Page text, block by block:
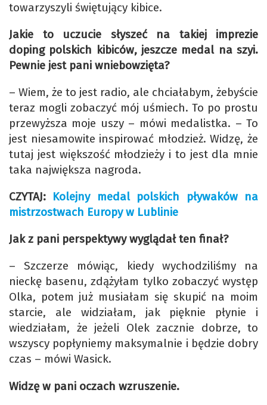
towarzyszyli świętujący kibice.
Jakie to uczucie słyszeć na takiej imprezie
doping polskich kibiców, jeszcze medal na szyi.
Pewnie jest pani wniebowzięta?
– Wiem, że to jest radio, ale chciałabym, żebyście
teraz mogli zobaczyć mój uśmiech. To po prostu
przewyższa moje uszy – mówi medalistka. – To
jest niesamowite inspirować młodzież. Widzę, że
tutaj jest większość młodzieży i to jest dla mnie
taka największa nagroda.
CZYTAJ: Kolejny medal polskich pływaków na
mistrzostwach Europy w Lublinie
Jak z pani perspektywy wyglądał ten finał?
– Szczerze mówiąc, kiedy wychodziliśmy na
nieckę basenu, zdążyłam tylko zobaczyć występ
Olka, potem już musiałam się skupić na moim
starcie, ale widziałam, jak pięknie płynie i
wiedziałam, że jeżeli Olek zacznie dobrze, to
wszyscy popłyniemy maksymalnie i będzie dobry
czas – mówi Wasick.
Widzę w pani oczach wzruszenie.